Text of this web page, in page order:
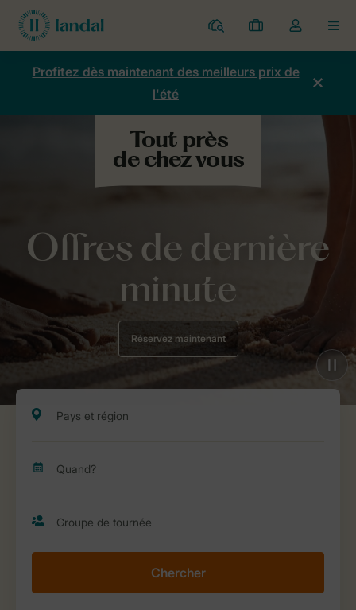
Parcs
Mes
réservations
Toggle
the
my
account
Profitez dès maintenant des meilleurs prix de
l'été
Offres de dernière
minute
Réservez maintenant
Chercher